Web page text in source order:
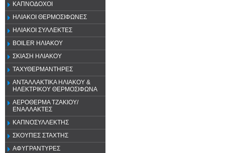
ΚΑΠΝΟΔΟΧΟΙ
ΗΛΙΑΚΟΙ ΘΕΡΜΟΣΙΦΩΝΕΣ
ΗΛΙΑΚΟΙ ΣΥΛΛΕΚΤΕΣ
BOILER ΗΛΙΑΚΟΥ
ΣΚΙΑΣΗ ΗΛΙΑΚΟΥ
ΤΑΧΥΘΕΡΜΑΝΤΗΡΕΣ
ΑΝΤΑΛΛΑΚΤΙΚΑ ΗΛΙΑΚΟΥ &
ΗΛΕΚΤΡΙΚΟΥ ΘΕΡΜΟΣΙΦΩΝΑ
ΑΕΡΟΘΕΡΜΑ ΤΖΑΚΙΟΥ/
ΕΝΑΛΛΑΚΤΕΣ
ΚΑΠΝΟΣΥΛΛΕΚΤΗΣ
ΣΚΟΥΠΕΣ ΣΤΑΧΤΗΣ
ΑΦΥΓΡΑΝΤΥΡΕΣ